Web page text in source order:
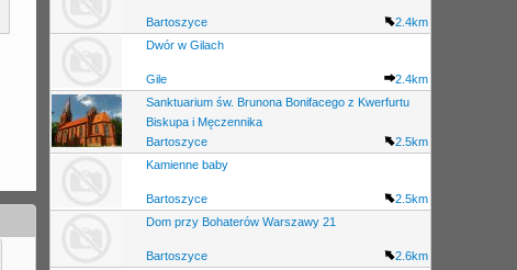
Bartoszyce
2.4km
Dwór w Gilach
Gile
2.4km
Sanktuarium św. Brunona Bonifacego z Kwerfurtu
Biskupa i Męczennika
Bartoszyce
2.5km
Kamienne baby
Bartoszyce
2.5km
Dom przy Bohaterów Warszawy 21
Bartoszyce
2.6km